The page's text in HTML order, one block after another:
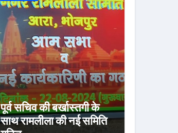
पूर्व सचिव की बर्खास्तगी के
साथ रामलीला की नई समिति